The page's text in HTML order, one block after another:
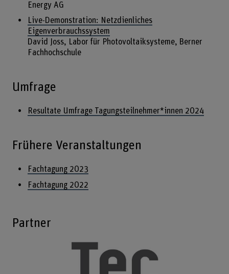
Energy AG
Live-Demonstration: Netzdienliches
Eigenverbrauchssystem
David Joss, Labor für Photovoltaiksysteme, Berner
Fachhochschule
Umfrage
Resultate Umfrage Tagungsteilnehmer*innen 2024
Frühere Veranstaltungen
Fachtagung 2023
Fachtagung 2022
Partner